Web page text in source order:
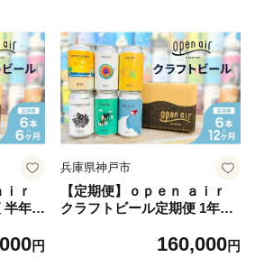
ｒ
半年
円
兵庫県神戸市
【定期便】ｏｐｅｎ ａｉｒ
クラフトビール定期便 1年＜
160,000円